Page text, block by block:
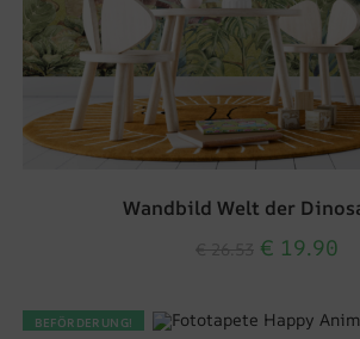
Wandbild Welt der
€ 19.90
BEFÖRDERUNG!